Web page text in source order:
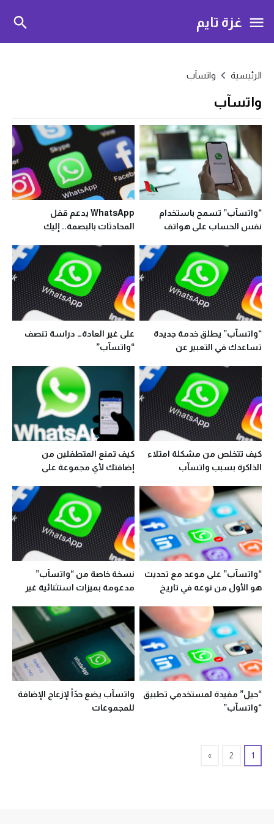
غزة تايم
الرئيسية واتسآب
واتسآب
“واتسآب” تسمح باستخدام
نفس الحساب على هواتف
WhatsApp يدعم قفل
المحادثات بالبصمة.. إليك
“واتسآب” يطلق خدمة جديدة
تساعدك في التعبير عن
على غير العادة… دراسة تنصف
“واتسآب”
كيف تتخلص من مشكلة امتلاء
الذاكرة بسبب واتسآب
كيف تمنع المتطفلين من
إضافتك لأي مجموعة على
“واتسآب” على موعد مع تحديث
هو الأول من نوعه في تاريخ
نسخة خاصة من “واتسآب”
مدعومة بميزات استثنائية غير
“حيل” مفيدة لمستخدمي تطبيق
“واتسآب”
واتسآب يضع حدّاً لإزعاج الإضافة
للمجموعات
1
2
»